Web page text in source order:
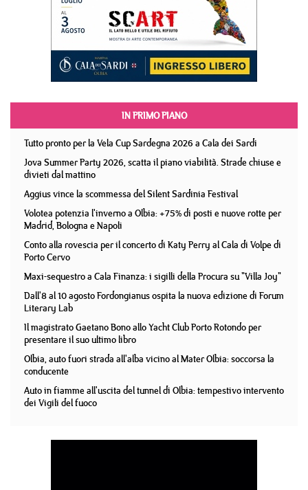
IN PRIMO PIANO
Tutto pronto per la Vela Cup Sardegna 2026 a Cala dei Sardi
Jova Summer Party 2026, scatta il piano viabilità. Strade chiuse e
divieti dal mattino
Aggius vince la scommessa del Silent Sardinia Festival
Volotea potenzia l'inverno a Olbia: +75% di posti e nuove rotte per
Madrid, Bologna e Napoli
Conto alla rovescia per il concerto di Katy Perry al Cala di Volpe di
Porto Cervo
Maxi-sequestro a Cala Finanza: i sigilli della Procura su "Villa Joy"
Dall'8 al 10 agosto Fordongianus ospita la nuova edizione di Forum
Literary Lab
Il magistrato Gaetano Bono allo Yacht Club Porto Rotondo per
presentare il suo ultimo libro
Olbia, auto fuori strada all'alba vicino al Mater Olbia: soccorsa la
conducente
Auto in fiamme all'uscita del tunnel di Olbia: tempestivo intervento
dei Vigili del fuoco